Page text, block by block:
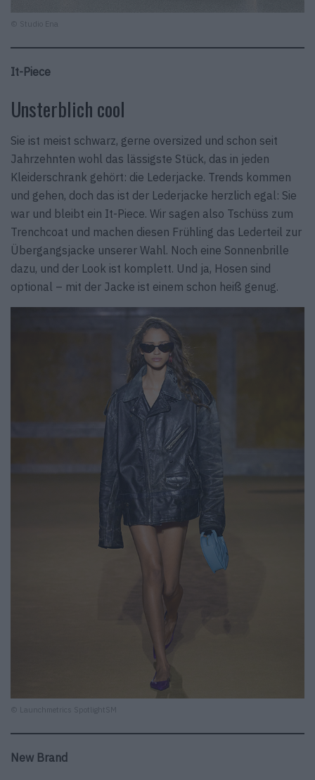
© Studio Ena
It-Piece
Unsterblich cool
Sie ist meist schwarz, gerne oversized und schon seit
Jahrzehnten wohl das lässigste Stück, das in jeden
Kleiderschrank gehört: die Lederjacke. Trends kommen
und gehen, doch das ist der Lederjacke herzlich egal: Sie
war und bleibt ein It-Piece. Wir sagen also Tschüss zum
Trenchcoat und machen diesen Frühling das Lederteil zur
Übergangsjacke unserer Wahl. Noch eine Sonnenbrille
dazu, und der Look ist komplett. Und ja, Hosen sind
optional – mit der Jacke ist einem schon heiß genug.
© Launchmetrics SpotlightSM
New Brand